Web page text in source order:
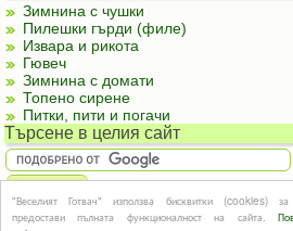
"Веселият Готвач" използва бисквитки (cookies)
предостави пълната функционалност на сайта.
Зимнина с чушки
Пилешки гърди (филе)
Извара и рикота
Гювеч
Зимнина с домати
Топено сирене
Питки, пити и погачи
Търсене в целия сайт
За реклама| За контакти|Подкрепете ни |
информация